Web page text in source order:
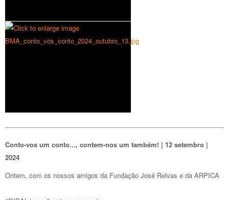
Conto-vos um conto..., contem-nos um também! | 12 setembro |
2024
Ontem, com os nossos amigos da Fundação José Relvas e da ARPICA